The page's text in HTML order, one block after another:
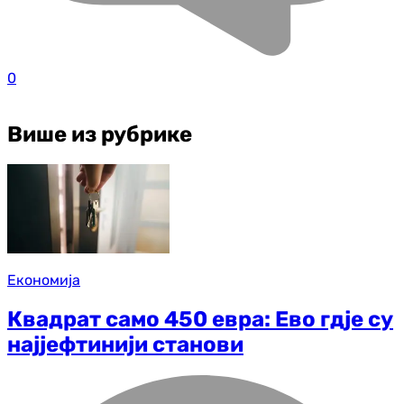
0
Више из рубрике
Економија
Квадрат само 450 евра: Ево гдје су
најјефтинији станови